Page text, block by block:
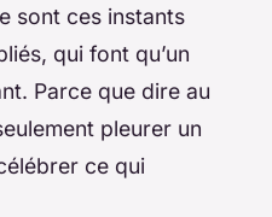
sont ces instants
qui font qu’un
Parce que dire au
pleurer un
ce qui